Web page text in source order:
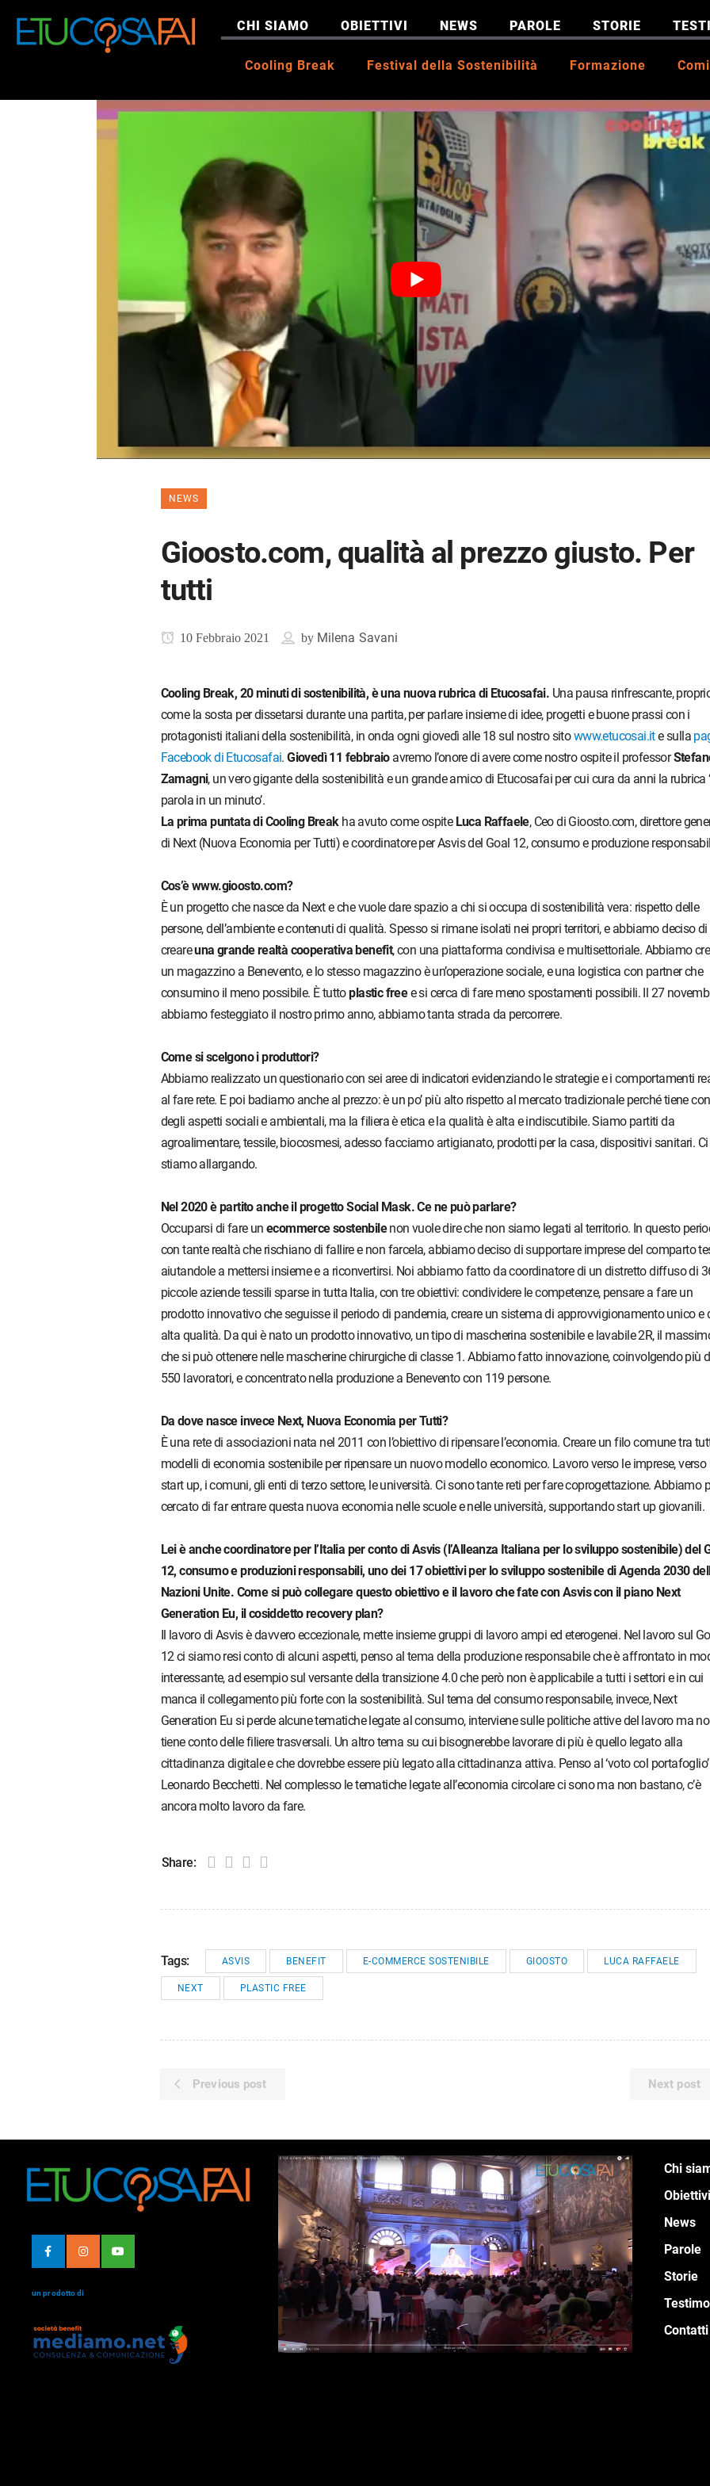
CHI SIAMO OBIETTIVI NEWS PAROLE STORIE
Cooling Break Festival della Sostenibilità Formazione
NEWS
Gioosto.com, qualità al prezzo giusto. Per
tutti
10 Febbraio 2021 by Milena Savani
Cooling Break, 20 minuti di sostenibilità, è una nuova rubrica di Etucosafai. Una pausa rinfrescante,
come la sosta per dissetarsi durante una partita, per parlare insieme di idee, progetti e buone prassi con i
protagonisti italiani della sostenibilità, in onda ogni giovedì alle 18 sul nostro sitowww.etucosai.ite sulla
Facebook di Etucosafai.Giovedì 11 febbraioavremo l’onore di avere come nostro ospite il professor
Zamagni, un vero gigante della sostenibilità e un grande amico di Etucosafai per cui cura da anni la rubrica
parola in un minuto’.
La prima puntata di Cooling Breakha avuto come ospite Luca Raffaele, Ceo di Gioosto.com, direttore
di Next (Nuova Economia per Tutti) e coordinatore per Asvis del Goal 12, consumo e produzione
Cos’è www.gioosto.com?
È un progetto che nasce da Next e che vuole dare spazio a chi si occupa di sostenibilità vera: rispetto delle
persone, dell’ambiente e contenuti di qualità. Spesso si rimane isolati nei propri territori, e abbiamo deciso di
creareuna grande realtà cooperativa benefit, con una piattaforma condivisa e multisettoriale. Abbiamo
un magazzino a Benevento, e lo stesso magazzino è un’operazione sociale, e una logistica con partner che
consumino il meno possibile. È tuttoplastic freee si cerca di fare meno spostamenti possibili. Il 27
abbiamo festeggiato il nostro primo anno, abbiamo tanta strada da percorrere.
Come si scelgono i produttori?
Abbiamo realizzato un questionario con sei aree di indicatori evidenziando le strategie e i comportamenti
al fare rete. E poi badiamo anche al prezzo: è un po’ più alto rispetto al mercato tradizionale perché tiene
degli aspetti sociali e ambientali, ma la filiera è etica e la qualità è alta e indiscutibile. Siamo partiti da
agroalimentare, tessile, biocosmesi, adesso facciamo artigianato, prodotti per la casa, dispositivi sanitari. Ci
stiamo allargando.
Nel 2020 è partito anche il progetto Social Mask. Ce ne può parlare?
Occuparsi di fare un ecommerce sostenbilenon vuole dire che non siamo legati al territorio. In questo
con tante realtà che rischiano di fallire e non farcela, abbiamo deciso di supportare imprese del comparto
aiutandole a mettersi insieme e a riconvertirsi. Noi abbiamo fatto da coordinatore di un distretto diffuso di
piccole aziende tessili sparse in tutta Italia, con tre obiettivi: condividere le competenze, pensare a fare un
prodotto innovativo che seguisse il periodo di pandemia, creare un sistema di approvvigionamento unico e
alta qualità. Da qui è nato un prodotto innovativo, un tipo di mascherina sostenibile e lavabile 2R, il
che si può ottenere nelle mascherine chirurgiche di classe 1. Abbiamo fatto innovazione, coinvolgendo più
550 lavoratori, e concentrato nella produzione a Benevento con 119 persone.
Da dove nasce invece Next, Nuova Economia per Tutti?
È una rete di associazioni nata nel 2011 con l’obiettivo di ripensare l’economia. Creare un filo comune tra
modelli di economia sostenibile per ripensare un nuovo modello economico. Lavoro verso le imprese, verso
start up, i comuni, gli enti di terzo settore, le università. Ci sono tante reti per fare coprogettazione. Abbiamo
cercato di far entrare questa nuova economia nelle scuole e nelle università, supportando start up giovanili.
Lei è anche coordinatore per l’Italia per conto di Asvis (l’Alleanza Italiana per lo sviluppo sostenibile) del
12, consumo e produzioni responsabili, uno dei 17 obiettivi per lo sviluppo sostenibile di Agenda 2030
Nazioni Unite. Come si può collegare questo obiettivo e il lavoro che fate con Asvis con il piano Next
Generation Eu, il cosiddetto recovery plan?
Il lavoro di Asvis è davvero eccezionale, mette insieme gruppi di lavoro ampi ed eterogenei. Nel lavoro sul
12 ci siamo resi conto di alcuni aspetti, penso al tema della produzione responsabile che è affrontato in
interessante, ad esempio sul versante della transizione 4.0 che però non è applicabile a tutti i settori e in cui
manca il collegamento più forte con la sostenibilità. Sul tema del consumo responsabile, invece, Next
Generation Eu si perde alcune tematiche legate al consumo, interviene sulle politiche attive del lavoro ma
tiene conto delle filiere trasversali. Un altro tema su cui bisognerebbe lavorare di più è quello legato alla
cittadinanza digitale e che dovrebbe essere più legato alla cittadinanza attiva. Penso al ‘voto col
Leonardo Becchetti. Nel complesso le tematiche legate all’economia circolare ci sono ma non bastano, c’è
ancora molto lavoro da fare.
Share:
Tags: ASVIS BENEFIT E-COMMERCE SOSTENIBILE GIOOSTO LUCA RAFFAELE
NEXT PLASTIC FREE
Previous post Next post
un prodotto di
Chi
Obiettivi
News
Parole
Storie
Contatti